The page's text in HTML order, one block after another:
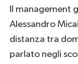
Il management
Alessandro
distanza tra
parlato negli